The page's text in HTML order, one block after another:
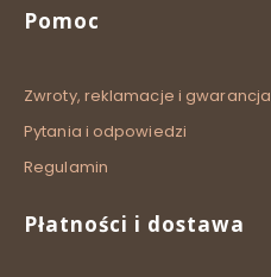
Linki w stopce
Pomoc
Zwroty, reklamacje i gwarancja
Pytania i odpowiedzi
Regulamin
Płatności i dostawa